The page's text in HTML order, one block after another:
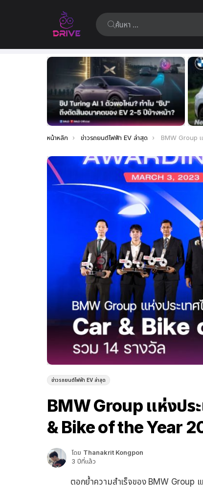
ค้นหา:
เรื่อง
ล่าสุด
คุณอยู่ที่นี่:
หน้าหลัก ข่าวรถยนต์ไฟฟ้า EV ล่าสุด BMW Group แห่งประเทศไทย คว้
ข่าวรถยนต์ไฟฟ้า EV ล่าสุด
BMW Group แห่งประ
& Bike of the Year
โดย Thanakrit Kongpon
3 ปีที่แล้ว
ตอกย้ำความสำเร็จของ BMW Group